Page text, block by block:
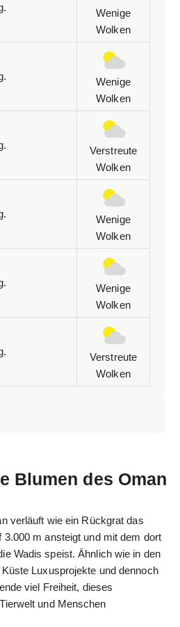
Wenige
Wolken
Wenige
Wolken
Verstreute
Wolken
Wenige
Wolken
Wenige
Wolken
Verstreute
Wolken
Blumen des Oman
verläuft wie ein Rückgrat das
m ansteigt und mit dem dort
Wadis speist. Ähnlich wie in den
Luxusprojekte und dennoch
viel Freiheit, dieses
und Menschen